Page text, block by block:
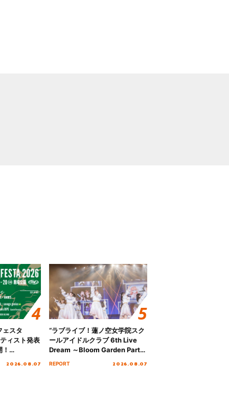
ェスタ
ィスト発表
2026.08.07
“ラブライブ！蓮ノ空女学院スク
ールアイドルクラブ 6th Live
Dream ～Bloom Garden Party
REPORT 2026.08.07